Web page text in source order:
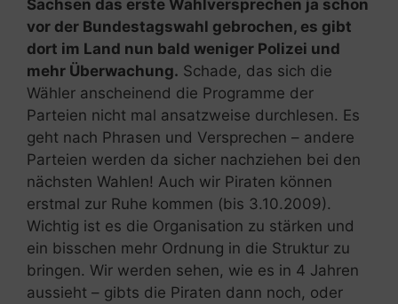
Sachsen das erste Wahlversprechen ja schon
vor der Bundestagswahl gebrochen, es gibt
dort im Land nun bald weniger Polizei und
mehr Überwachung. Schade, das sich die
Wähler anscheinend die Programme der
Parteien nicht mal ansatzweise durchlesen. Es
geht nach Phrasen und Versprechen – andere
Parteien werden da sicher nachziehen bei den
nächsten Wahlen! Auch wir Piraten können
erstmal zur Ruhe kommen (bis 3.10.2009).
Wichtig ist es die Organisation zu stärken und
ein bisschen mehr Ordnung in die Struktur zu
bringen. Wir werden sehen, wie es in 4 Jahren
aussieht – gibts die Piraten dann noch, oder